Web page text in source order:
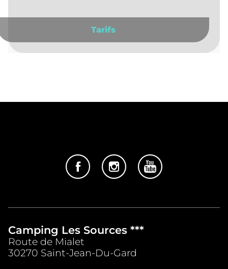
Tarifs
Camping Les Sources ***
Route de Mialet
30270 Saint-Jean-Du-Gard